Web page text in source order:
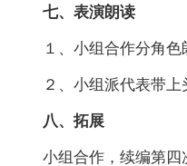
七、表演朗读
１、小组合作分角色
２、小组派代表带上
八、拓展
小组合作，续编第四